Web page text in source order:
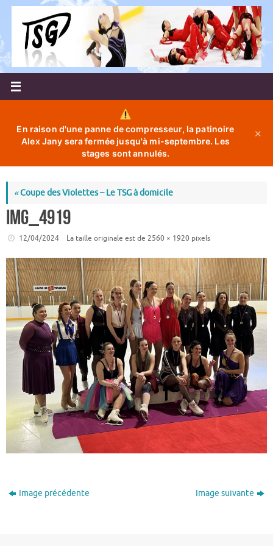
Passer
contenu
En raison d'une panne de compresseur, la patinoire
Alex Jany sera fermée jusqu'à mi-septembre. Les
stages sont annulés.
✕
«Coupe des Violettes – Le TSG à domicile
IMG_4919
12/04/2024 La taille originale est de 2560 × 1920 pixels
Image précédente Image suivante